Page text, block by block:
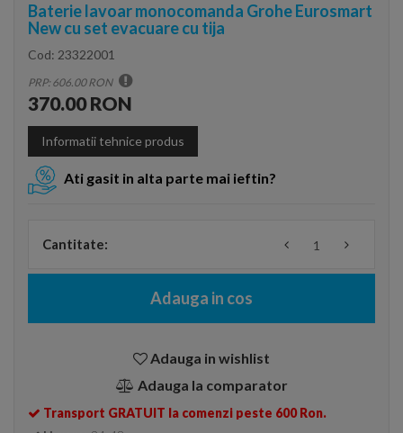
Baterie lavoar monocomanda Grohe Eurosmart
New cu set evacuare cu tija
Cod: 23322001
PRP: 606.00 RON
370.00 RON
Informatii tehnice produs
Ati gasit in alta parte mai ieftin?
Cantitate:
Adauga in cos
Adauga in wishlist
Adauga la comparator
Transport GRATUIT la comenzi peste 600 Ron.